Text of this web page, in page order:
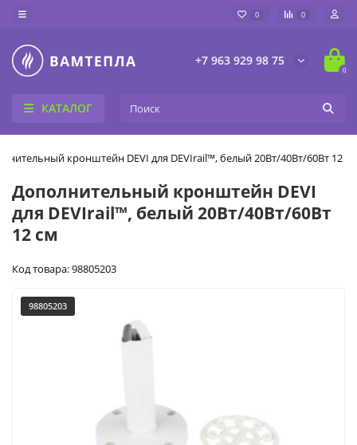
0 0
+7 963 929 98 75
0
КАТАЛОГ
кронштейн DEVI для DEVIrail™, белый 20Вт/40Вт/60Вт 12 см
Дополнительный кронштейн DEVI
для DEVIrail™, белый 20Вт/40Вт/60Вт
12 см
Код товара: 98805203
98805203